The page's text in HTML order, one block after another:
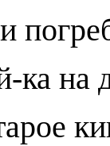
ка на